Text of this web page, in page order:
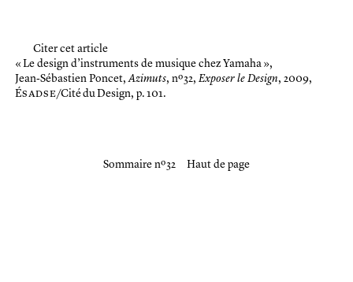
Citer cet article
« Le design d’instruments de musique chez Yamaha »,
Jean‑Sébastien Poncet,Azimuts, nº 32, Exposer le Design, 2009,
Ésadse/Cité du Design, p. 101.
Sommaire nº 32 Haut de page